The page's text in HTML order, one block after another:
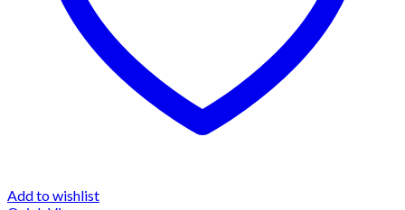
Add to wishlist